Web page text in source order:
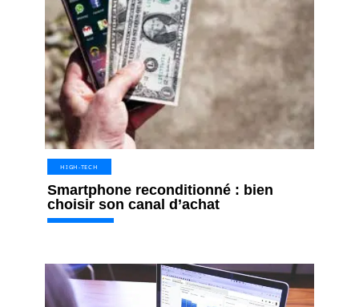
HIGH-TECH
Smartphone reconditionné : bien
choisir son canal d’achat